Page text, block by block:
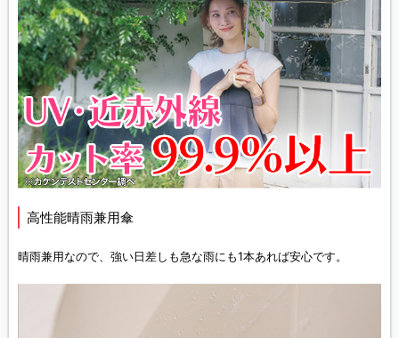
高性能晴雨兼用傘
晴雨兼用なので、強い日差しも急な雨にも1本あれば安心です。